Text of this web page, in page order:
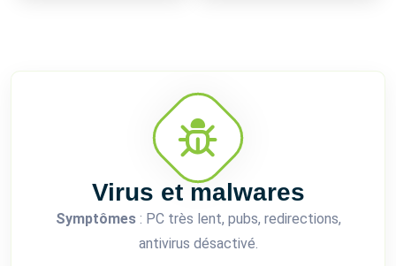
Virus et malwares
Symptômes: PC très lent, pubs, redirections,
antivirus désactivé.